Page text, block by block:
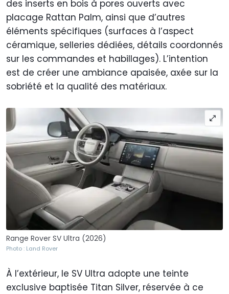
des inserts en bois à pores ouverts avec
placage Rattan Palm, ainsi que d’autres
éléments spécifiques (surfaces à l’aspect
céramique, selleries dédiées, détails coordonnés
sur les commandes et habillages). L’intention
est de créer une ambiance apaisée, axée sur la
sobriété et la qualité des matériaux.
Range Rover SV Ultra (2026)
Photo : Land Rover
À l’extérieur, le SV Ultra adopte une teinte
exclusive baptisée Titan Silver, réservée à ce